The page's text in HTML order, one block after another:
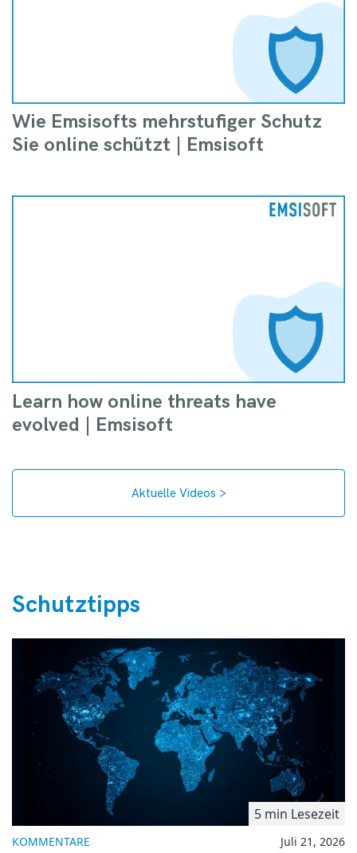
Wie Emsisofts mehrstufiger Schutz
Sie online schützt | Emsisoft
Learn how online threats have
evolved | Emsisoft
Aktuelle Videos >
Schutztipps
5 min Lesezeit
Juli 21, 2026
KOMMENTARE